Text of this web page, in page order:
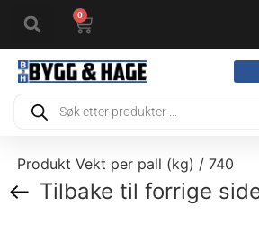
0
Produkt Vekt per pall (kg) / 740
Tilbake til forrige